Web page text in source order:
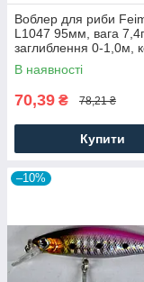
Воблер для риби
L1047 95мм, вага
заглиблення 0-1,0м,
В наявності
70,39 ₴ 78,21 ₴
Купити
–10%